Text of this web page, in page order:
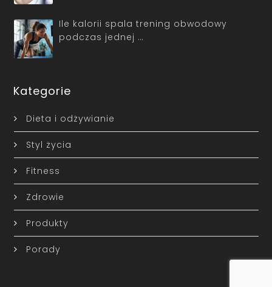
Ile kalorii spala trening obwodowy
podczas jednej …
Kategorie
Dieta i odżywianie
Styl życia
Fitness
Zdrowie
Produkty
Porady